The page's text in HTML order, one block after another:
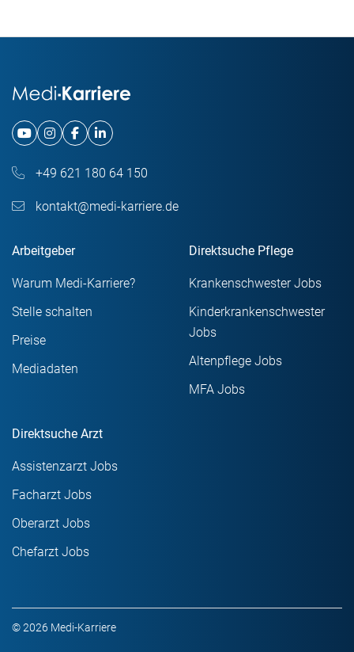
+49 621 180 64 150
kontakt@medi-karriere.de
Arbeitgeber
Warum Medi-Karriere?
Stelle schalten
Preise
Mediadaten
Direktsuche Pflege
Krankenschwester Jobs
Kinderkrankenschwester
Jobs
Altenpflege Jobs
MFA Jobs
Direktsuche Arzt
Assistenzarzt Jobs
Facharzt Jobs
Oberarzt Jobs
Chefarzt Jobs
© 2026 Medi-Karriere